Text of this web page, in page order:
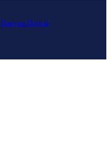
Banyan Digital